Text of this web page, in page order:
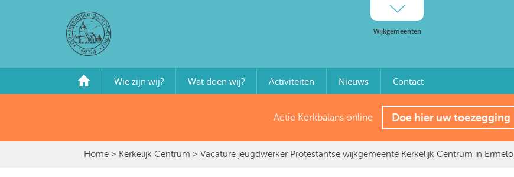
Wie zijn wij? Wat doen wij? Activiteiten Nieuws Contact
Actie Kerkbalans online Doe hier uw toezegging
Home > Kerkelijk Centrum > Vacature jeugdwerker Protestantse wijkgemeente Kerkelijk Centrum in Ermelo